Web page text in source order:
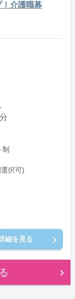
介護職募
択可)
細を見る